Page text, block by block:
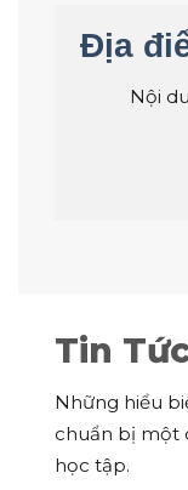
Địa
Nội
Tin
Những hiểu
chuẩn bị một
học tập.